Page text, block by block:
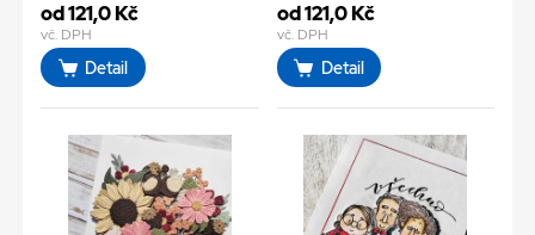
od 121,0 Kč
vč. DPH
Detail
od 121,0 Kč
vč. DPH
Detail